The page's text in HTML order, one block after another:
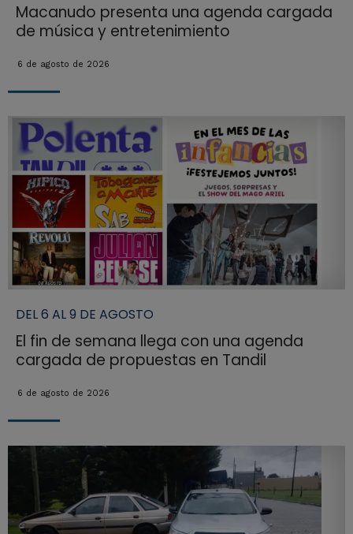
Macanudo presenta una agenda cargada
de música y entretenimiento
6 de agosto de 2026
DEL 6 AL 9 DE AGOSTO
El fin de semana llega con una agenda
cargada de propuestas en Tandil
6 de agosto de 2026